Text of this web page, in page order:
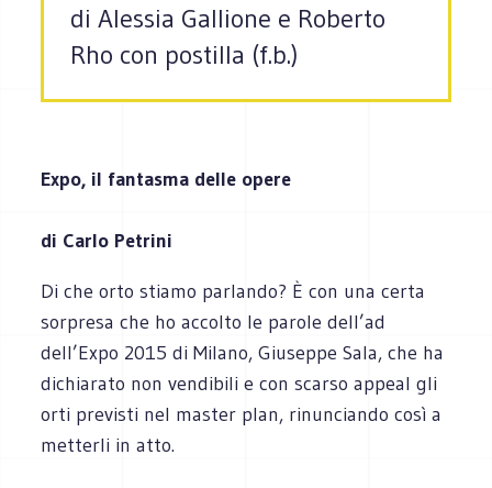
di Alessia Gallione e Roberto
Rho con postilla (f.b.)
Expo, il fantasma delle opere
di Carlo Petrini
Di che orto stiamo parlando? È con una certa
sorpresa che ho accolto le parole dell’ad
dell’Expo 2015 di Milano, Giuseppe Sala, che ha
dichiarato non vendibili e con scarso appeal gli
orti previsti nel master plan, rinunciando così a
metterli in atto.